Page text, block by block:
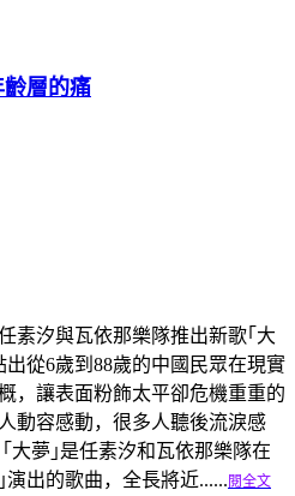
齡層的痛
素汐與瓦依那樂隊推出新歌｢大
從6歲到88歲的中國民眾在現實
，讓表面粉飾太平卻危機重重的
動容感動，很多人聽後流淚感
大夢｣是任素汐和瓦依那樂隊在
出的歌曲，全長將近...... 閱全文